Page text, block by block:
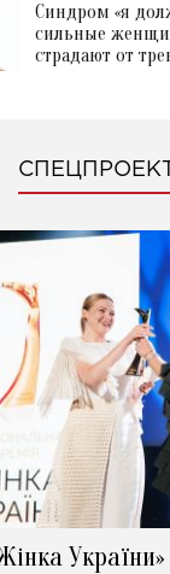
Синдром «я
сильные
страдают от
України»